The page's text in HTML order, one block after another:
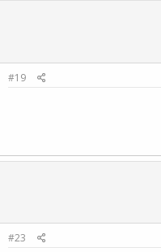
#19
#23